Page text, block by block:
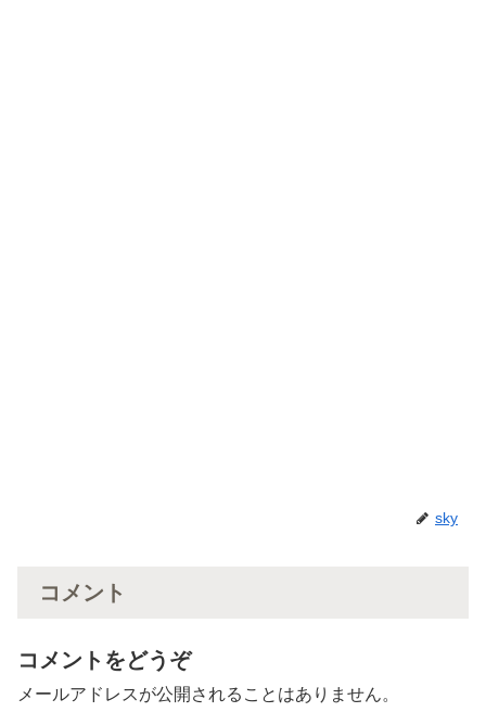
sky
コメント
コメントをどうぞ
メールアドレスが公開されることはありません。